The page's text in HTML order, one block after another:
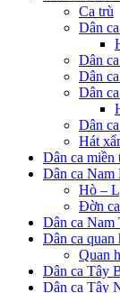
Ca trù
Dân
Dân
Dân
Dân
Dân
Hát
Dân ca miền
Dân ca Nam
Hò –
Đờn
Dân ca Nam
Dân ca quan
Quan
Dân ca Tây
Dân ca Tây